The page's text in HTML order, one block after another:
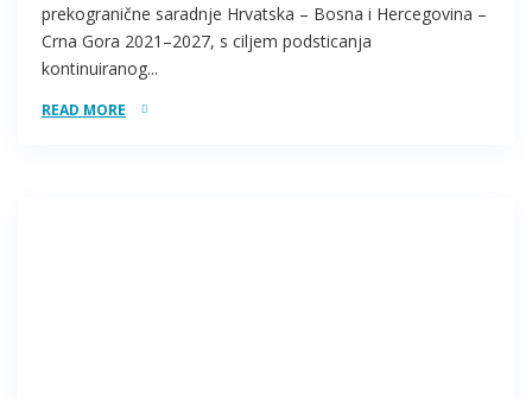
prekogranične saradnje Hrvatska – Bosna i Hercegovina –
Crna Gora 2021–2027, s ciljem podsticanja
kontinuiranog...
READ MORE